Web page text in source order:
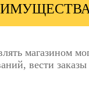
магазином
вести